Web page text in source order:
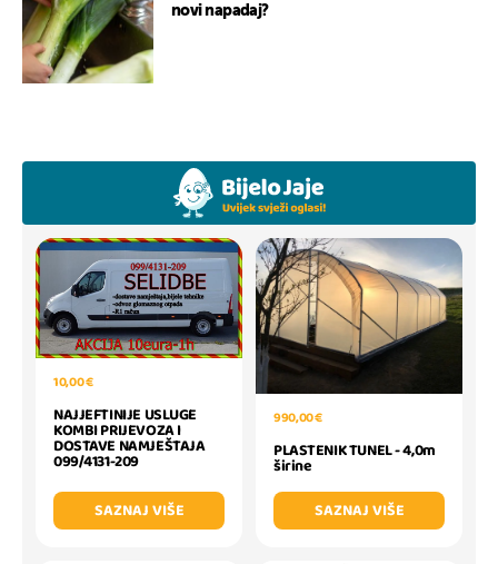
novi napadaj?
10,00 €
NAJJEFTINIJE USLUGE
KOMBI PRIJEVOZA I
DOSTAVE NAMJEŠTAJA
099/4131-209
SAZNAJ VIŠE
990,00 €
PLASTENIK TUNEL - 4,0m
širine
SAZNAJ VIŠE